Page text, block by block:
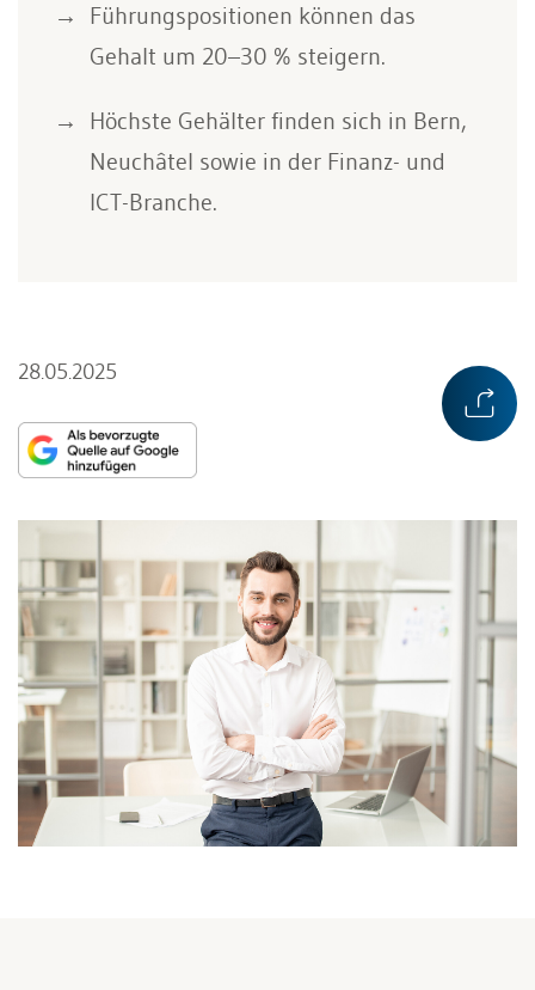
Führungspositionen können das
Gehalt um 20–30 % steigern.
Höchste Gehälter finden sich in Bern,
Neuchâtel sowie in der Finanz- und
ICT-Branche.
28.05.2025